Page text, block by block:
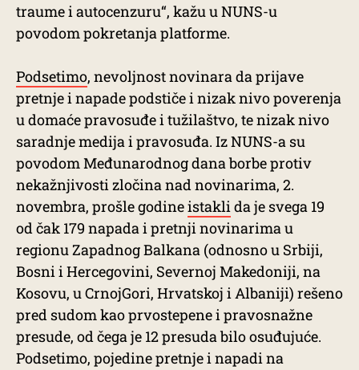
traume i autocenzuru“, kažu u NUNS-u
povodom pokretanja platforme.
Podsetimo, nevoljnost novinara da prijave
pretnje i napade podstiče i nizak nivo poverenja
u domaće pravosuđe i tužilaštvo, te nizak nivo
saradnje medija i pravosuđa. Iz NUNS-a su
povodom Međunarodnog dana borbe protiv
nekažnjivosti zločina nad novinarima, 2.
novembra, prošle godineistakli da je svega 19
od čak 179 napada i pretnji novinarima u
regionu Zapadnog Balkana (odnosno u Srbiji,
Bosni i Hercegovini, Severnoj Makedoniji, na
Kosovu, u CrnojGori, Hrvatskoj i Albaniji) rešeno
pred sudom kao prvostepene i pravosnažne
presude, od čega je 12 presuda bilo osuđujuće.
Podsetimo, pojedine pretnje i napadi na